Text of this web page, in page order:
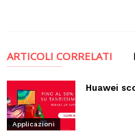
ARTICOLI CORRELATI
Applicazioni
Huawei